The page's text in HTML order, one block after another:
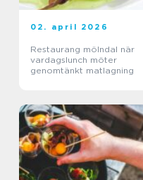
02. april 2026
Restaurang mölndal när
vardagslunch möter
genomtänkt matlagning